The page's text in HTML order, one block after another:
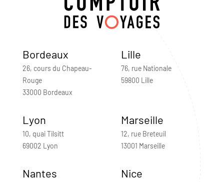
Bordeaux
26, cours du Chapeau-
Rouge
33000 Bordeaux
Lille
76, rue Nationale
59800 Lille
Lyon
10, quai Tilsitt
69002 Lyon
Marseille
12, rue Breteuil
13001 Marseille
Nantes Nice